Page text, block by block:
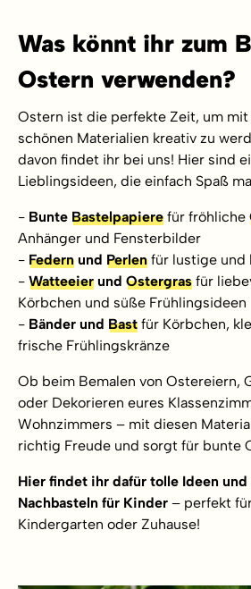
Was könnt ihr zum
Ostern verwenden?
Ostern ist die perfekte Zeit, um mit
schönen Materialien kreativ zu
davon findet ihr bei uns! Hier sind
Lieblingsideen, die einfach Spaß
- Bunte Bastelpapiere für fröhliche
Anhänger und Fensterbilder
- Federn und Perlen für lustige und
- Watteeier und Ostergras für
Körbchen und süße Frühlingsideen
- Bänder und Bast für Körbchen,
frische Frühlingskränze
Ob beim Bemalen von Ostereiern,
oder Dekorieren eures
Wohnzimmers – mit diesen
richtig Freude und sorgt für bunte
Hier findet ihr dafür tolle Ideen
Nachbasteln für Kinder – perfekt
Kindergarten oder Zuhause!